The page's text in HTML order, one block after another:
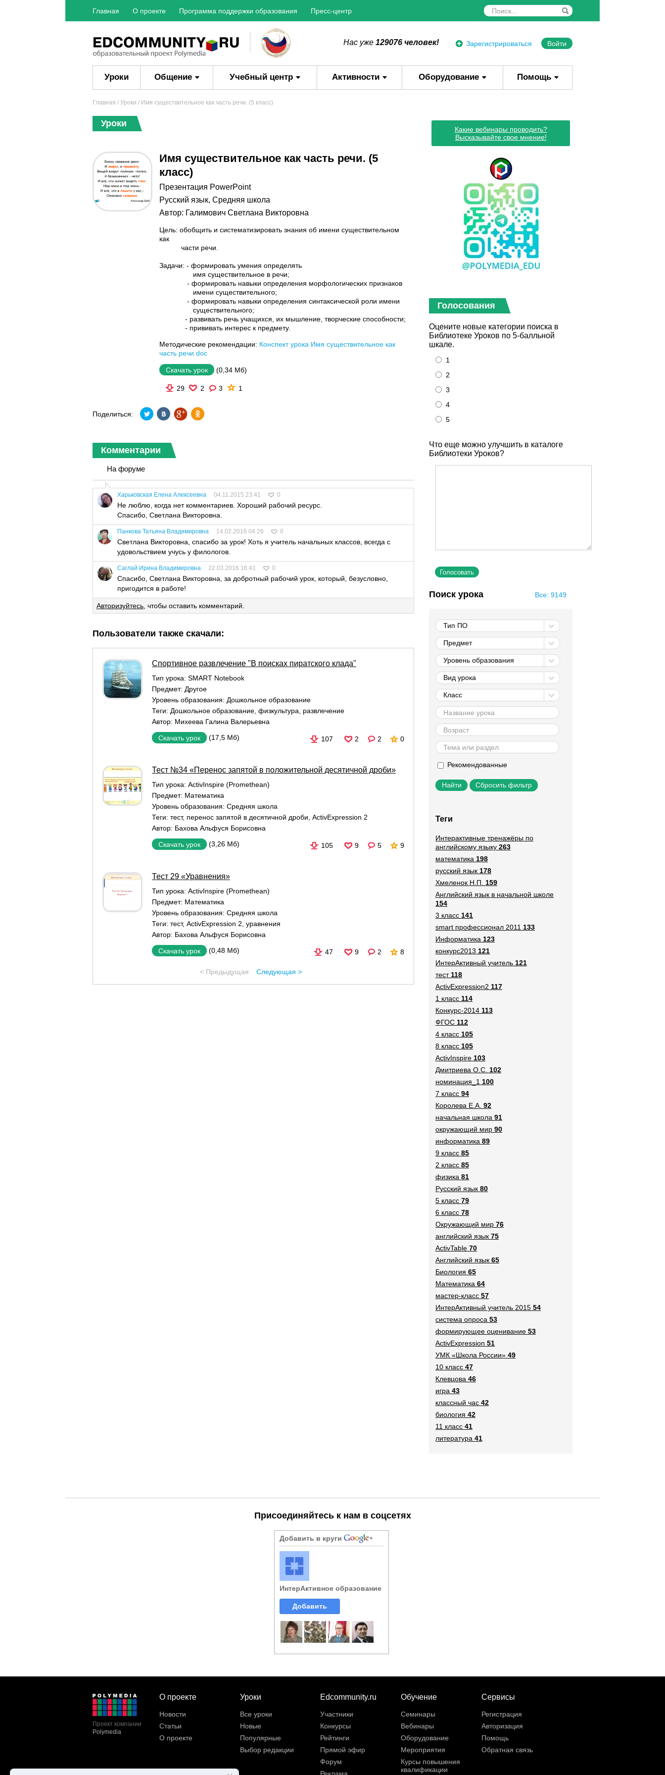
Главная О проекте Программа поддержки образования Пресс-центр
Зарегистрироваться Войти
Нас уже 129076 человек!
Уроки Общение Учебный центр Активности Оборудование Помощь
Главная / Уроки / Имя существительное как часть речи. (5 класс)
Уроки
Имя существительное как часть речи. (5
класс)
Презентация PowerPoint
Русский язык, Средняя школа
Автор: Галимович Cветлана Викторовна
Цель: обобщить и систематизировать знания об имени существительном
как
части речи.
Задачи: - формировать умения определять
имя существительное в речи;
- формировать навыки определения морфологических признаков
имени существительного;
- формировать навыки определения синтаксической роли имени
существительного;
- развивать речь учащихся, их мышление, творческие способности;
- прививать интерес к предмету.
Методические рекомендации: Конспект урока Имя существительное как
часть речи.doc
Скачать урок (0,34 Мб)
29 2 3 1
Поделиться:
Комментарии
На форуме
Харьковская Елена Алексеевна 04.11.2015 23:41 0
Не люблю, когда нет комментариев. Хороший рабочий ресурс.
Спасибо, Cветлана Викторовна.
Панкова Татьяна Владимировна 14.02.2016 04:26 0
Светлана Викторовна, спасибо за урок! Хоть я учитель начальных классов, всегда с
удовольствием учусь у филологов.
Саглай Ирина Владимировна 22.03.2016 16:41 0
Спасибо, Светлана Викторовна, за добротный рабочий урок, который, безусловно,
пригодится в работе!
Авторизуйтесь , чтобы оставить комментарий.
Пользователи также скачали:
Спортивное развлечение "В поисках пиратского клада"
Тип урока: SMART Notebook
Предмет: Другое
Уровень образования: Дошкольное образование
Теги: Дошкольное образование физкультура
развлечение
Автор: Михеева Галина Валерьевна
Скачать урок (17,5 Мб) 107 2 2 0
Тест №34 «Перенос запятой в положительной десятичной дроби»
Тип урока: ActivInspire (Promethean)
Предмет: Математика
Уровень образования: Средняя школа
Теги: тест, перенос запятой в десятичной дроби ActivExpression 2
Автор: Бахова Альфуся Борисовна
Скачать урок (3,26 Мб) 105 9 5 9
Тест 29 «Уравнения»
Тип урока: ActivInspire (Promethean)
Предмет: Математика
Уровень образования: Средняя школа
Теги: тест, ActivExpression 2 уравнения
Автор: Бахова Альфуся Борисовна
Скачать урок (0,48 Мб) 47 9 2 8
< Предыдущая Следующая >
Какие вебинары проводить?
Высказывайте свое мнение!
Голосования
Оцените новые категории поиска в
Библиотеке Уроков по 5-балльной
шкале.
1
2
3
4
5
Что еще можно улучшить в каталоге
Библиотеки Уроков?
Все: 9149
Поиск урока
Тип ПО
Предмет
Уровень образования
Вид урока
Класс
Рекомендованные
Сбросить фильтр
Теги
Интерактивные тренажёры по
английскому языку 263
математика 198
русский язык 178
Хмеленок Н.П.
159
Английский язык в начальной школе
154
3 класс 141
smart профессионал 2011 133
Информатика 123
конкурс2013 121
ИнтерАктивный учитель 121
тест118
ActivExpression2 117
1 класс 114
Конкурс-2014 113
ФГОС 112
4 класс 105
8 класс 105
ActivInspire 103
Дмитриева О.С. 102
номинация_1 100
7 класс 94
Королева Е.А. 92
начальная школа 91
окружающий мир 90
информатика 89
9 класс 85
2 класс 85
физика 81
Русский язык 80
5 класс 79
6 класс 78
Окружающий мир 76
английский язык 75
ActivTable 70
Английский язык 65
Биология 65
Математика 64
мастер-класс 57
ИнтерАктивный учитель 2015 54
система опроса 53
формирующее оценивание 53
ActivExpression 51
УМК «Школа России» 49
10 класс 47
Клевцова 46
игра 43
классный час 42
биология 42
11 класс 41
литература 41
Присоединяйтесь к нам в соцсетях
Добавить в круги
ИнтерАктивное образование
Добавить
Проект компании
Polymedia
О проекте
Новости
Статьи
О проекте
Уроки
Все уроки
Новые
Популярные
Выбор редакции
Edcommunity.ru
Участники
Конкурсы
Рейтинги
Прямой эфир
Форум
Реклама
Обучение
Семинары
Вебинары
Оборудование
Мероприятия
Курсы повышения
квалификации
Сервисы
Регистрация
Авторизация
Помощь
Обратная связь